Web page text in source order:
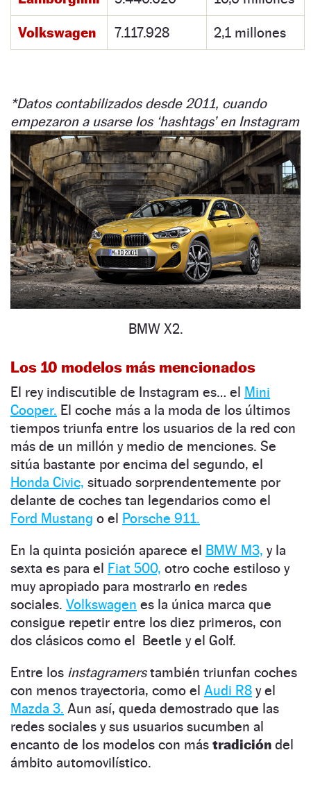
Volkswagen 7.117.928 2,1 millones
*Datos contabilizados desde 2011, cuando
empezaron a usarse los ‘hashtags’ en Instagram
BMW X2.
Los 10 modelos más mencionados
El rey indiscutible de Instagram es… el Mini
Cooper. El coche más a la moda de los últimos
tiempos triunfa entre los usuarios de la red con
más de un millón y medio de menciones. Se
sitúa bastante por encima del segundo, el
Honda Civic, situado sorprendentemente por
delante de coches tan legendarios como el
Ford Mustang o el Porsche 911.
En la quinta posición aparece el BMW M3, y la
sexta es para el Fiat 500, otro coche estiloso y
muy apropiado para mostrarlo en redes
sociales. Volkswagen es la única marca que
consigue repetir entre los diez primeros, con
dos clásicos como el Beetle y el Golf.
Entre los instagramerstambién triunfan coches
con menos trayectoria, como el Audi R8 y el
Mazda 3. Aun así, queda demostrado que las
redes sociales y sus usuarios sucumben al
encanto de los modelos con más tradición del
ámbito automovilístico.